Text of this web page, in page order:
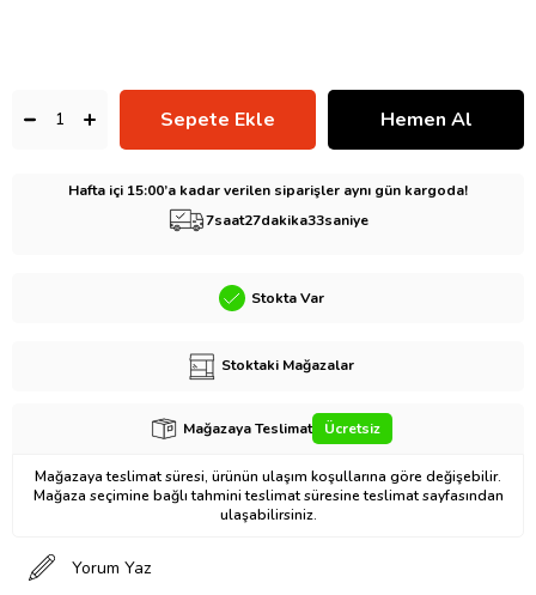
Hafta içi 15:00’a kadar verilen siparişler aynı gün kargoda!
7saat27dakika32saniye
Stokta Var
Stoktaki Mağazalar
Mağazaya Teslimat Ücretsiz
Mağazaya teslimat süresi, ürünün ulaşım koşullarına göre değişebilir.
Mağaza seçimine bağlı tahmini teslimat süresine teslimat sayfasından
ulaşabilirsiniz.
Yorum Yaz